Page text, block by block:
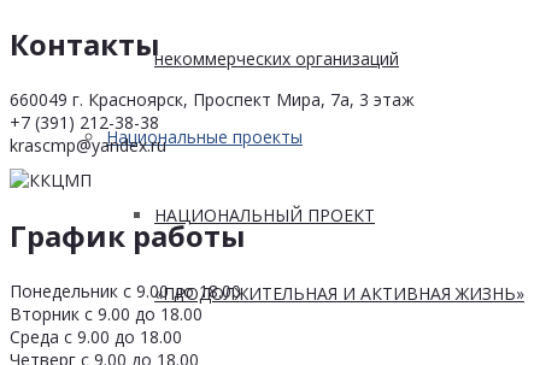
некоммерческих организаций
Национальные проекты
НАЦИОНАЛЬНЫЙ ПРОЕКТ
«ПРОДОЛЖИТЕЛЬНАЯ И АКТИВНАЯ ЖИЗНЬ»
Контакты
660049 г. Красноярск, Проспект Мира, 7а, 3 этаж
+7 (391) 212-38-38
krascmp@yandex.ru
График работы
Понедельник с 9.00 до 18.00
Вторник с 9.00 до 18.00
Среда с 9.00 до 18.00
Четверг с 9.00 до 18.00